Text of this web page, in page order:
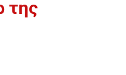
της